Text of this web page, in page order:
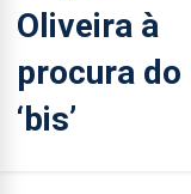
Oliveira à
procura do
‘bis’